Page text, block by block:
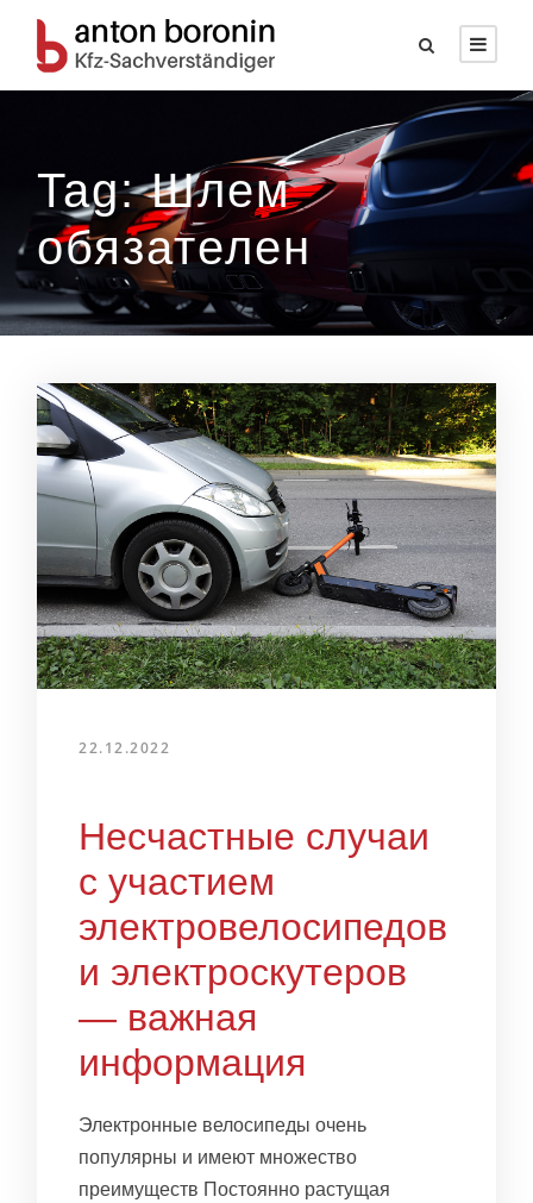
Tag: Шлем
обязателен
22.12.2022
Несчастные случаи
с участием
электровелосипедов
и электроскутеров
— важная
информация
Электронные велосипеды очень
популярны и имеют множество
преимуществ Постоянно растущая